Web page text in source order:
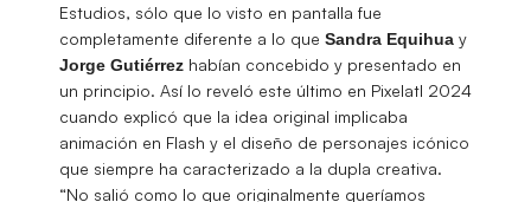
Estudios, sólo que lo visto en pantalla fue
completamente diferente a lo que Sandra Equihua y
Jorge Gutiérrez habían concebido y presentado en
un principio. Así lo reveló este último en Pixelatl 2024
cuando explicó que la idea original implicaba
animación en Flash y el diseño de personajes icónico
que siempre ha caracterizado a la dupla creativa.
“No salió como lo que originalmente queríamos